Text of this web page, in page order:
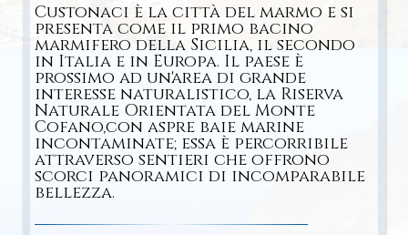
Custonaci è la città del marmo e si
presenta come il primo bacino
marmifero della Sicilia, il secondo
in Italia e in Europa. Il paese è
prossimo ad un'area di grande
interesse naturalistico, la Riserva
Naturale Orientata del Monte
Cofano,con aspre baie marine
incontaminate; essa è percorribile
attraverso sentieri che offrono
scorci panoramici di incomparabile
bellezza.